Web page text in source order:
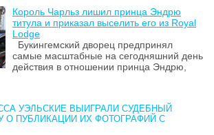
Король Чарльз лишил принца Эндрю
титула и приказал выселить его из Royal
Lodge
Букингемский дворец предпринял
самые масштабные на сегодняшний день
действия в отношении принца Эндрю,
УЭЛЬСКИЕ ВЫИГРАЛИ СУДЕБНЫЙ
О ПУБЛИКАЦИИ ИХ ФОТОГРАФИЙ С